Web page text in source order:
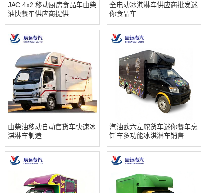
JAC 4x2 移动厨房食品车由柴
油快餐车供应商提供
全电动冰淇淋车供应商批发迷
你食品车
由柴油移动自动售货车快速冰
淇淋车制造
汽油欧六左舵货车迷你餐车烹
饪车多功能冰淇淋车销售